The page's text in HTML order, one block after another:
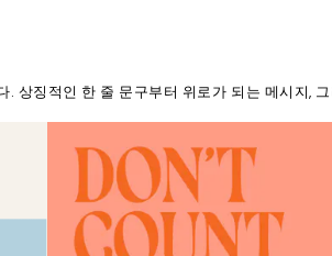
상징적인 한 줄 문구부터 위로가 되는 메시지,